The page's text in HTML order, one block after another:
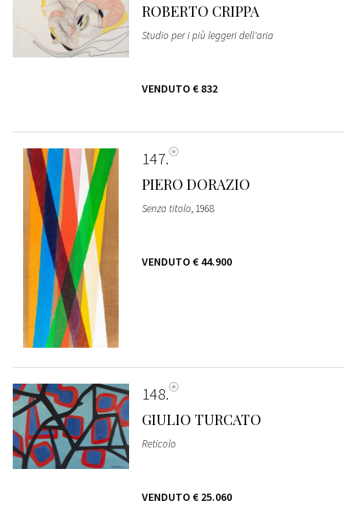
ROBERTO CRIPPA
Studio per i più leggeri dell'aria
VENDUTO € 832
147
PIERO DORAZIO
Senza titolo, 1968
VENDUTO € 44.900
148
GIULIO TURCATO
Reticolo
VENDUTO € 25.060